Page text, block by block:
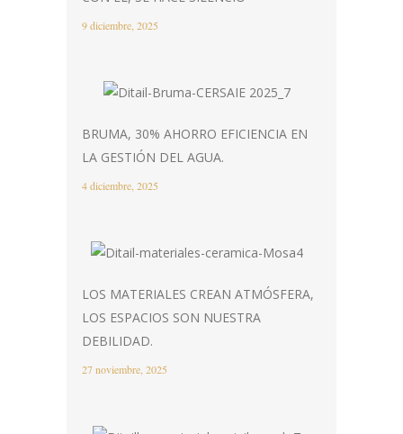
9 diciembre, 2025
BRUMA, 30% AHORRO EFICIENCIA EN
LA GESTIÓN DEL AGUA.
4 diciembre, 2025
LOS MATERIALES CREAN ATMÓSFERA,
LOS ESPACIOS SON NUESTRA
DEBILIDAD.
27 noviembre, 2025